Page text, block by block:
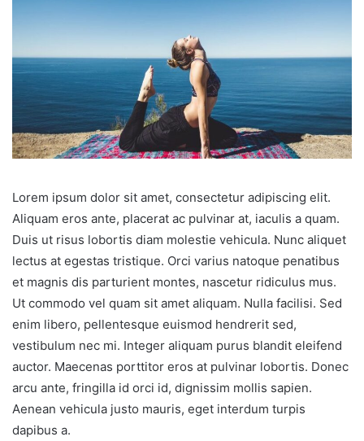
Lorem ipsum dolor sit amet, consectetur adipiscing elit.
Aliquam eros ante, placerat ac pulvinar at, iaculis a quam.
Duis ut risus lobortis diam molestie vehicula. Nunc aliquet
lectus at egestas tristique. Orci varius natoque penatibus
et magnis dis parturient montes, nascetur ridiculus mus.
Ut commodo vel quam sit amet aliquam. Nulla facilisi. Sed
enim libero, pellentesque euismod hendrerit sed,
vestibulum nec mi. Integer aliquam purus blandit eleifend
auctor. Maecenas porttitor eros at pulvinar lobortis. Donec
arcu ante, fringilla id orci id, dignissim mollis sapien.
Aenean vehicula justo mauris, eget interdum turpis
dapibus a.